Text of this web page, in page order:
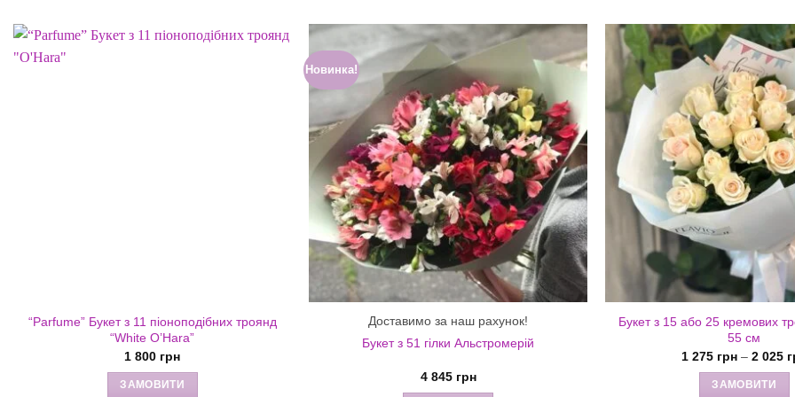
“Parfume” Букет з 11 піоноподібних троянд
“White O’Hara”
1 800 грн
ЗАМОВИТИ
Новинка!
Доставимо за наш рахунок!
Букет з 51 гілки Альстромерій
4 845 грн
Букет з 15 або 25 кремових
55 см
1 275 грн – 2 025
ЗАМОВИТИ